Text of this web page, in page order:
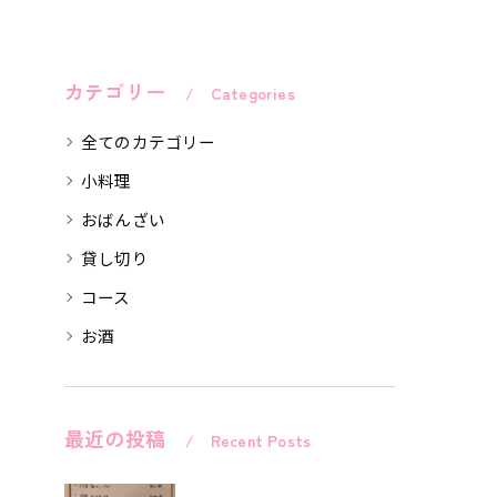
カテゴリー Categories
全てのカテゴリー
小料理
おばんざい
貸し切り
コース
お酒
最近の投稿 Recent Posts